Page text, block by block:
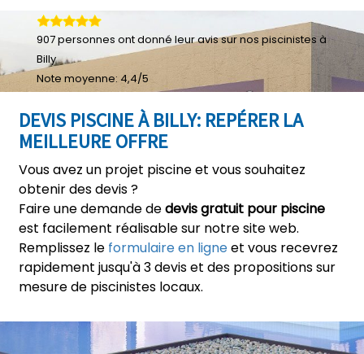
DEVIS PISCINE À BILLY: REPÉRER LA
MEILLEURE OFFRE
Vous avez un projet piscine et vous souhaitez
obtenir des devis ?
Faire une demande dedevis gratuit pour piscine
est facilement réalisable sur notre site web.
Remplissez le formulaire en ligneet vous recevrez
rapidement jusqu'à 3 devis et des propositions sur
mesure de piscinistes locaux.
907personnes ont donné leuravis sur nos piscinistes à
Billy
Note moyenne: 4,4/5